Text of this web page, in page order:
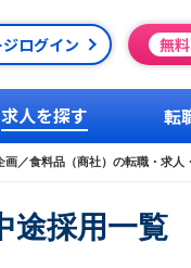
ログイン 無料
求人を探す 転
画／食料品（商社）の転職・求人
途採用一覧